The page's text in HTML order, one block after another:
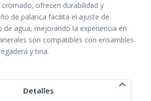
ofrecen durabilidad y
de palanca facilita el ajuste de
agua, mejorando la experiencia en
son compatibles con ensambles
y tina.​
Detalles